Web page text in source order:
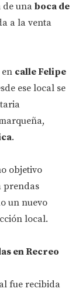
de una boca de
a la venta
calle Felipe
ese local se
.
objetivo
prendas
un nuevo
local.
en Recreo
fue recibida